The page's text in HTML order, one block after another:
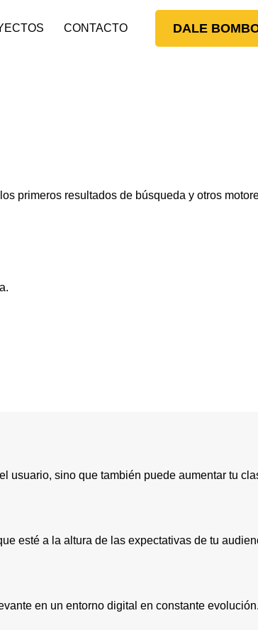
CONTACTO DALE
primeros resultados de búsqueda y otros
sino que también puede aumentar tu
esté a la altura de las expectativas de tu
en un entorno digital en constante